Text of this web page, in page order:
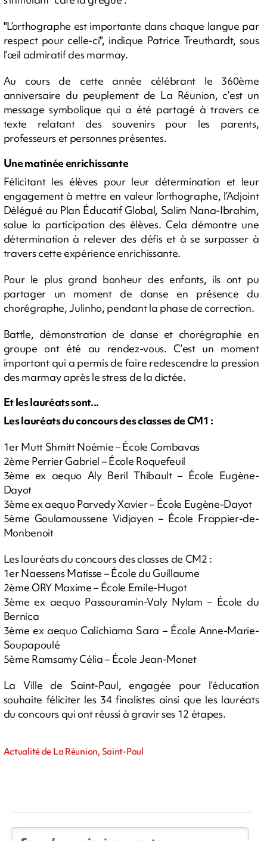
"L’orthographe est importante dans chaque langue par
respect pour celle-ci", indique Patrice Treuthardt, sous
l’œil admiratif des marmay.
Au cours de cette année célébrant le 360ème
anniversaire du peuplement de La Réunion, c’est un
message symbolique qui a été partagé à travers ce
texte relatant des souvenirs pour les parents,
professeurs et personnes présentes.
Une matinée enrichissante
Félicitant les élèves pour leur détermination et leur
engagement à mettre en valeur l’orthographe, l’Adjoint
Délégué au Plan Éducatif Global, Salim Nana-Ibrahim,
salue la participation des élèves. Cela démontre une
détermination à relever des défis et à se surpasser à
travers cette expérience enrichissante.
Pour le plus grand bonheur des enfants, ils ont pu
partager un moment de danse en présence du
chorégraphe, Julinho, pendant la phase de correction.
Battle, démonstration de danse et chorégraphie en
groupe ont été au rendez-vous. C’est un moment
important qui a permis de faire redescendre la pression
des marmay après le stress de la dictée.
Et les lauréats sont...
Les lauréats du concours des classes de CM1 :
1er Mutt Shmitt Noémie – École Combavas
2ème Perrier Gabriel – École Roquefeuil
3ème ex aequo Aly Beril Thibault – École Eugène-
Dayot
3ème ex aequo Parvedy Xavier – École Eugène-Dayot
5ème Goulamoussene Vidjayen – École Frappier-de-
Monbenoit
Les lauréats du concours des classes de CM2 :
1er Naessens Matisse – École du Guillaume
2ème ORY Maxime – École Emile-Hugot
3ème ex aequo Passouramin-Valy Nylam – École du
Bernica
3ème ex aequo Calichiama Sara – École Anne-Marie-
Soupapoulé
5ème Ramsamy Célia – École Jean-Monet
La Ville de Saint-Paul, engagée pour l’éducation
souhaite féliciter les 34 finalistes ainsi que les lauréats
du concours qui ont réussi à gravir ses 12 étapes.
Actualité de La Réunion, Saint-Paul